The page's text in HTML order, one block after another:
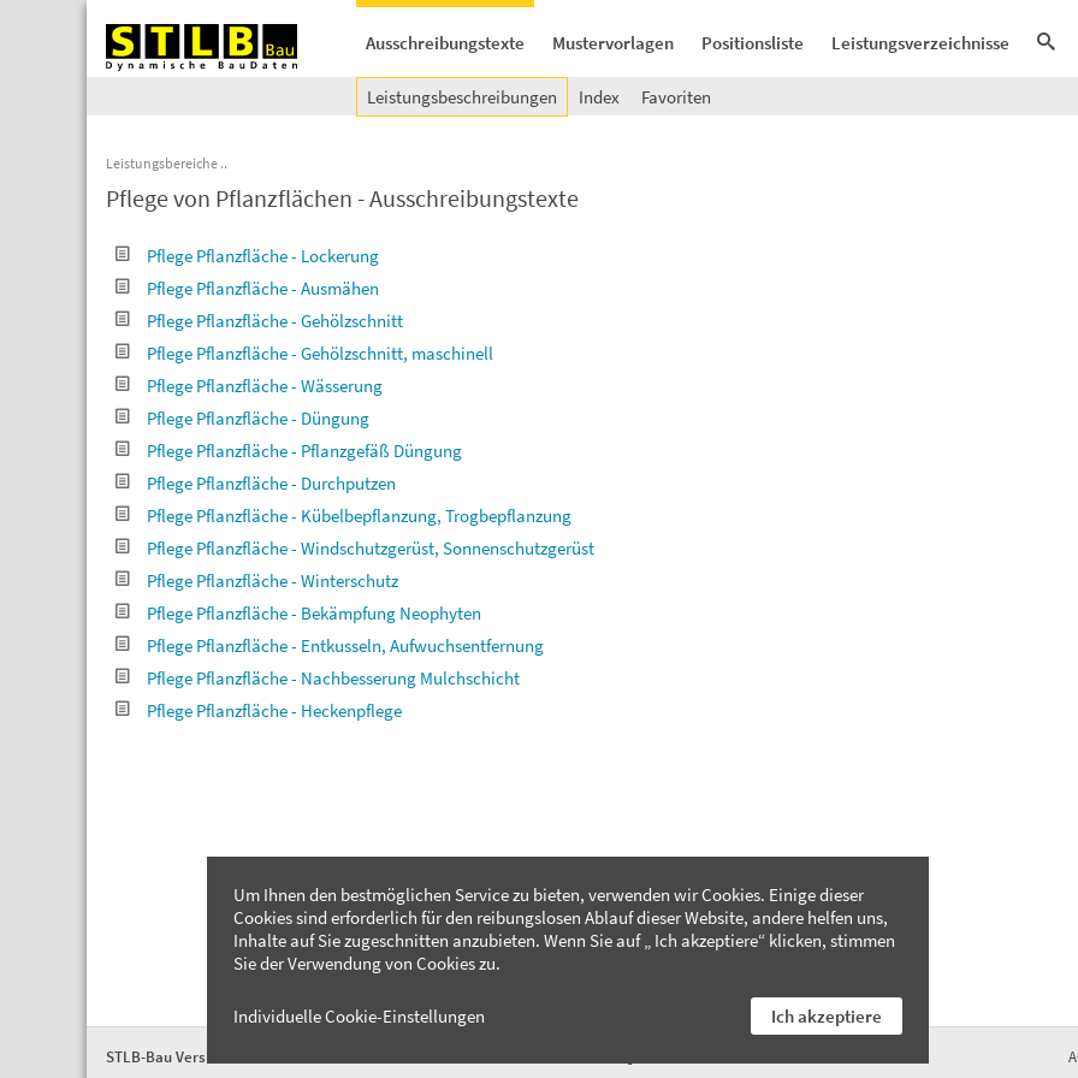
Ausschreibungstexte Mustervorlagen Positionsliste Leistungsverzeichnisse
Leistungsbeschreibungen Index Favoriten
Leistungsbereiche
Pflege von Pflanzflächen - Ausschreibungstexte
Pflege Pflanzfläche - Lockerung
Pflege Pflanzfläche - Ausmähen
Pflege Pflanzfläche - Gehölzschnitt
Pflege Pflanzfläche - Gehölzschnitt, maschinell
Pflege Pflanzfläche - Wässerung
Pflege Pflanzfläche - Düngung
Pflege Pflanzfläche - Pflanzgefäß Düngung
Pflege Pflanzfläche - Durchputzen
Pflege Pflanzfläche - Kübelbepflanzung, Trogbepflanzung
Pflege Pflanzfläche - Windschutzgerüst, Sonnenschutzgerüst
Pflege Pflanzfläche - Winterschutz
Pflege Pflanzfläche - Bekämpfung Neophyten
Pflege Pflanzfläche - Entkusseln, Aufwuchsentfernung
Pflege Pflanzfläche - Nachbesserung Mulchschicht
Pflege Pflanzfläche - Heckenpflege
STLB-Bau Version 2026-04
Um Ihnen den bestmöglichen Service zu bieten, verwenden wir Cookies. Einige dieser
Cookies sind erforderlich für den reibungslosen Ablauf dieser Website, andere helfen uns,
Inhalte auf Sie zugeschnitten anzubieten. Wenn Sie auf „ Ich akzeptiere“ klicken, stimmen
Sie der Verwendung von Cookies zu.
Individuelle Cookie-Einstellungen Ich akzeptiere